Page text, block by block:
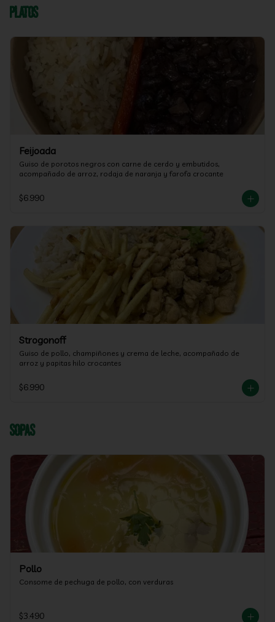
Platos
Feijoada
Guiso de porotos negros con carne de cerdo y embutidos,
acompañado de arroz, rodaja de naranja y farofa crocante
$6.990
Strogonoff
Guiso de pollo, champiñones y crema de leche, acompañado de
arroz y papitas hilo crocantes
$6.990
Sopas
Pollo
Consome de pechuga de pollo, con verduras
$3.490